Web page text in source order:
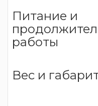
Питание и
работы
Вес и